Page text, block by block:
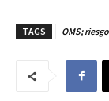
TAGS OMS;